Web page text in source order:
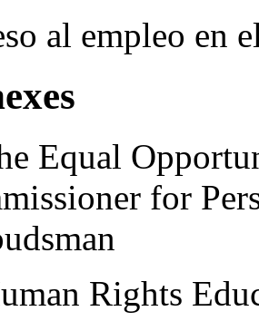
al empleo en
Equal
for
Rights